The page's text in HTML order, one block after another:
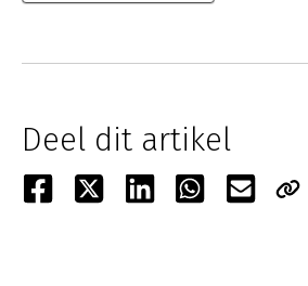
Deel dit artikel